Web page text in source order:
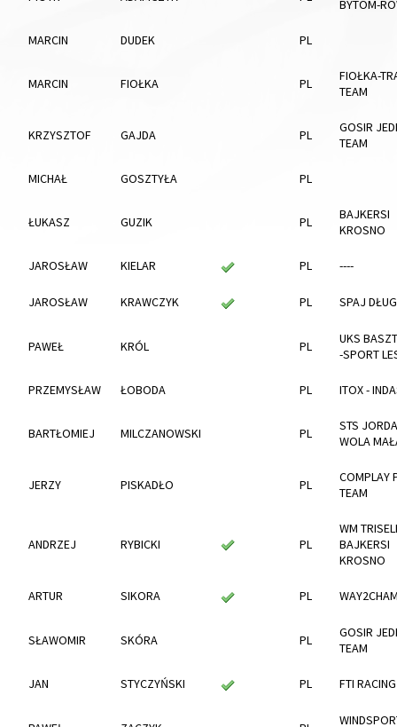
BYTOM-
MARCIN DUDEK PL
MARCIN FIOŁKA PL
FIOŁKA-
TEAM
KRZYSZTOF GAJDA PL
GOSIR
TEAM
MICHAŁ GOSZTYŁA PL
ŁUKASZ GUZIK PL
BAJKERSI
KROSNO
JAROSŁAW KIELAR PL ----
JAROSŁAW KRAWCZYK PL SPAJ
PAWEŁ KRÓL PL
UKS
-SPORT
PRZEMYSŁAW ŁOBODA PL ITOX -
BARTŁOMIEJ MILCZANOWSKI PL
STS
WOLA
JERZY PISKADŁO PL
COMPLAY
TEAM
ANDRZEJ RYBICKI PL
WM
BAJKERSI
KROSNO
ARTUR SIKORA PL
SŁAWOMIR SKÓRA PL
GOSIR
TEAM
JAN STYCZYŃSKI PL FTI